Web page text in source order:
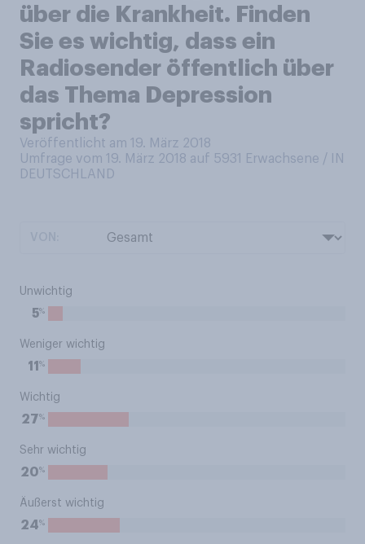
über die Krankheit. Finden
Sie es wichtig, dass ein
Radiosender öffentlich über
das Thema Depression
spricht?
Veröffentlicht am 19. März 2018
Umfrage vom 19. März 2018 auf 5931
Erwachsene / IN
DEUTSCHLAND
Unwichtig
5%
Weniger wichtig
11 %
Wichtig
27%
Sehr wichtig
20%
Äußerst wichtig
24%